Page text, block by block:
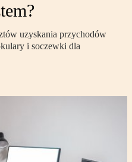
uzyskania przychodów
i soczewki dla